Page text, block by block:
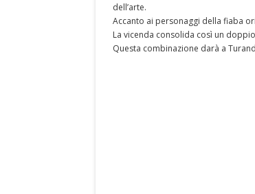
dell’arte.
Accanto ai personaggi della fiaba
La vicenda consolida così un
Questa combinazione darà a